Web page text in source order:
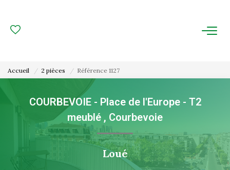
ESTIMATION
FAIRE GÉRER
Gestion Locative
Gestion De Copropriété
Accueil 2 pièces Référence 1127
COURBEVOIE - Place de l'Europe - T2
meublé , Courbevoie
Loué